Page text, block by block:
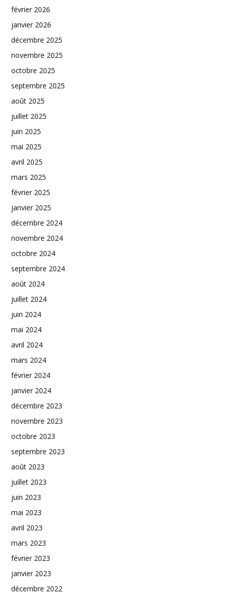
février 2026
janvier 2026
décembre 2025
novembre 2025
octobre 2025
septembre 2025
août 2025
juillet 2025
juin 2025
mai 2025
avril 2025
mars 2025
février 2025
janvier 2025
décembre 2024
novembre 2024
octobre 2024
septembre 2024
août 2024
juillet 2024
juin 2024
mai 2024
avril 2024
mars 2024
février 2024
janvier 2024
décembre 2023
novembre 2023
octobre 2023
septembre 2023
août 2023
juillet 2023
juin 2023
mai 2023
avril 2023
mars 2023
février 2023
janvier 2023
décembre 2022